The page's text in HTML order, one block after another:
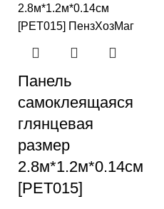
Панель
самоклеящаяся
глянцевая
размер
2.8м*1.2м*0.14см
[PET015]